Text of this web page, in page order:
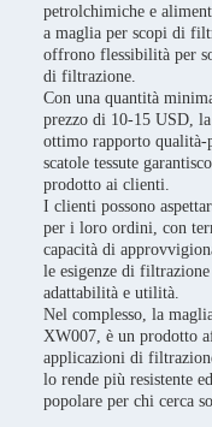
petrolchimiche e
a maglia per scopi di
offrono flessibilità per
di filtrazione.
Con una quantità
prezzo di 10-15 USD,
ottimo rapporto
scatole tessute
prodotto ai clienti.
I clienti possono
per i loro ordini, con
capacità di
le esigenze di
adattabilità e utilità.
Nel complesso, la
XW007, è un prodotto
applicazioni di
lo rende più resistente
popolare per chi cerca